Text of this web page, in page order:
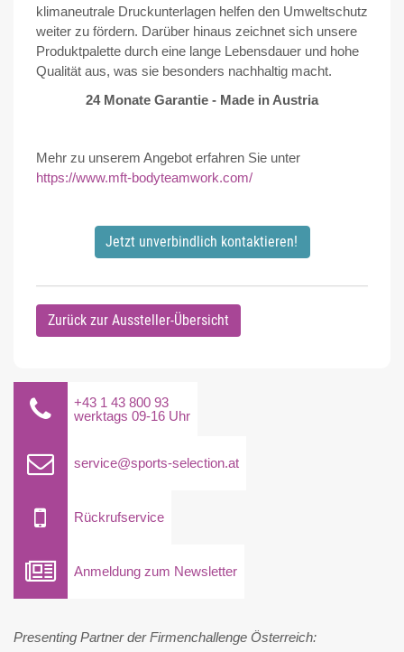
klimaneutrale Druckunterlagen helfen den Umweltschutz
weiter zu fördern. Darüber hinaus zeichnet sich unsere
Produktpalette durch eine lange Lebensdauer und hohe
Qualität aus, was sie besonders nachhaltig macht.
24 Monate Garantie - Made in Austria
Mehr zu unserem Angebot erfahren Sie unter
https://www.mft-bodyteamwork.com/
Jetzt unverbindlich kontaktieren!
Zurück zur Aussteller-Übersicht
+43 1 43 800 93
werktags 09-16 Uhr
service@sports-selection.at
Rückrufservice
Anmeldung zum Newsletter
Presenting Partner der Firmenchallenge Österreich: